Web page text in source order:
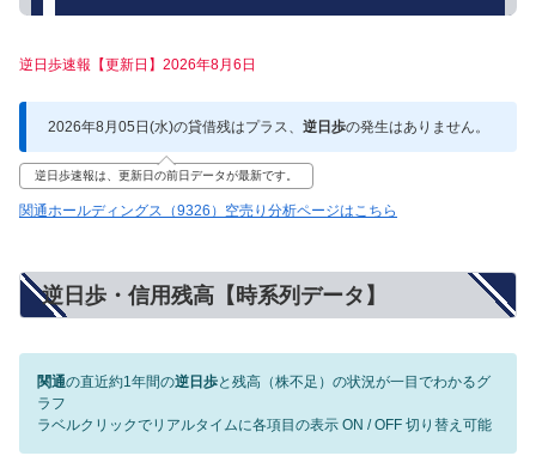
逆日歩速報【更新日】2026年8月6日
2026年8月05日(水)の貸借残はプラス、 逆日歩の発生はありません。
逆日歩速報は、更新日の前日データが最新です。
関通ホールディングス（9326）空売り分析ページはこちら
逆日歩・信用残高【時系列データ】
関通の直近約1年間の逆日歩と残高（株不足）の状況が一目でわかるグ
ラフ
ラベルクリックでリアルタイムに各項目の表示 ON / OFF 切り替え可能